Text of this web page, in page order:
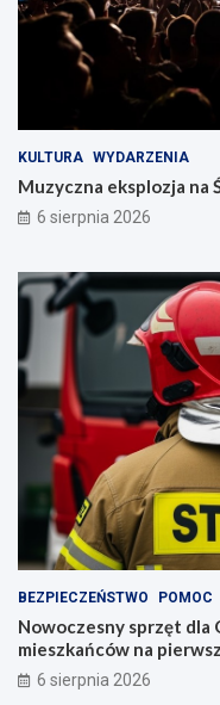
KULTURA WYDARZENIA
Muzyczna eksplozja na
6 sierpnia 2026
BEZPIECZEŃSTWO POMOC
Nowoczesny sprzęt dla
mieszkańców na
6 sierpnia 2026